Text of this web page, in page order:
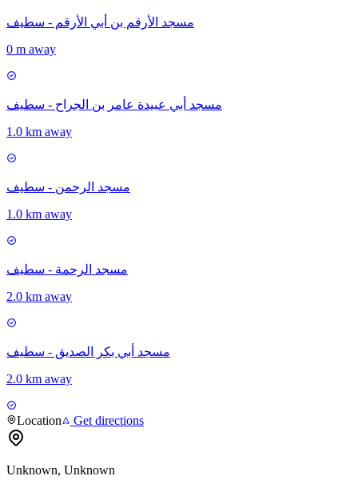
مسجد الأرقم بن أبي الأرقم - سطيف
0 m away
مسجد أبي عبيدة عامر بن الجراح - سطيف
1.0 km away
مسجد الرحمن - سطيف
1.0 km away
مسجد الرحمة - سطيف
2.0 km away
مسجد أبي بكر الصديق - سطيف
2.0 km away
Location Get directions
Unknown, Unknown